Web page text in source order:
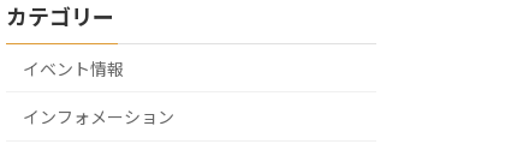
カテゴリー
イベント情報
インフォメーション